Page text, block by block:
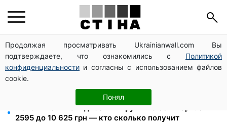
Продолжая просматривать Ukrainianwall.com Вы
подтверждаете, что ознакомились с Политикой
конфиденциальности и согласны с использованием файлов
cookie.
Понял
Церковный праздник 9 августа: апостол Матфий,
три строгих запрета Успенского поста и приметы на
зиму
До 19 400 грн на дрова: ПФУ принимает заявления
на субсидию для владельцев печного отопления
Пенсия по инвалидности III группы с сентября: от
2595 до 10 625 грн — кто сколько получит